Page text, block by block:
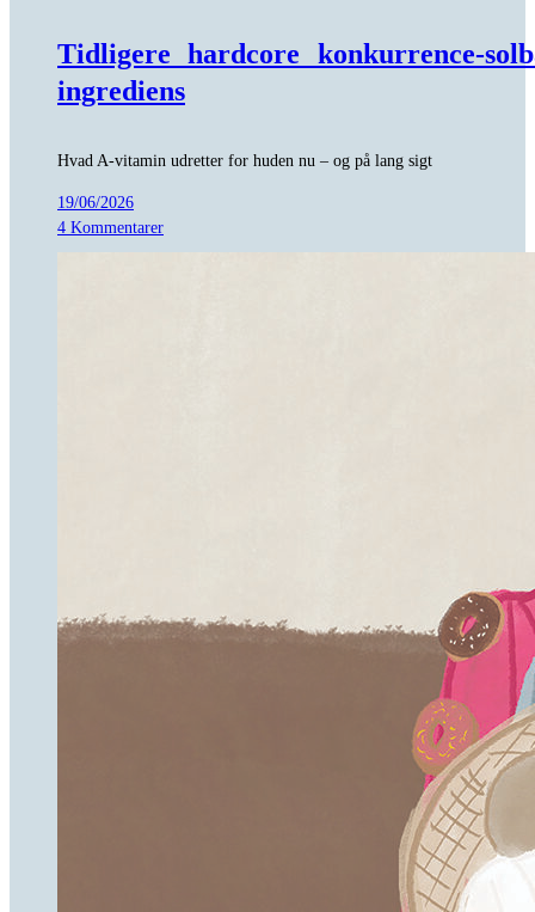
Tidligere hardcore konkurrence-
ingrediens
Hvad A-vitamin udretter for huden nu – og på lang sigt
19/06/2026
4 Kommentarer